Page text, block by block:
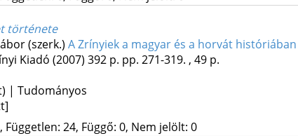
története
(szerk.) A Zrínyiek a magyar és a horvát históriában
Kiadó (2007) 392 p. pp. 271-319. , 49 p.
| Tudományos
24, Függő: 0, Nem jelölt: 0